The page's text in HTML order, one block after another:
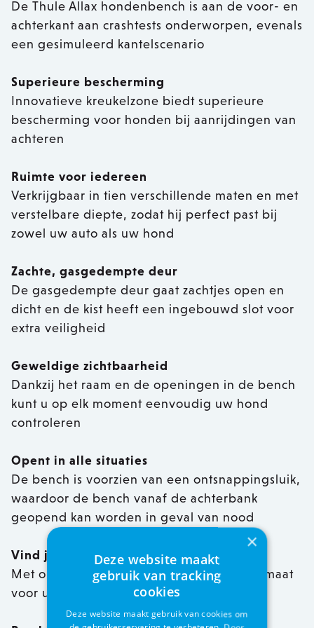
De Thule Allax hondenbench is aan de voor- en
achterkant aan crashtests onderworpen, evenals
een gesimuleerd kantelscenario
Superieure bescherming
Innovatieve kreukelzone biedt superieure
bescherming voor honden bij aanrijdingen van
achteren
Ruimte voor iedereen
Verkrijgbaar in tien verschillende maten en met
verstelbare diepte, zodat hij perfect past bij
zowel uw auto als uw hond
Zachte, gasgedempte deur
De gasgedempte deur gaat zachtjes open en
dicht en de kist heeft een ingebouwd slot voor
extra veiligheid
Geweldige zichtbaarheid
Dankzij het raam en de openingen in de bench
kunt u op elk moment eenvoudig uw hond
controleren
Opent in alle situaties
De bench is voorzien van een ontsnappingsluik,
waardoor de bench vanaf de achterbank
geopend kan worden in geval van nood
Vind jouw perfecte pasvorm
Met onze Fit Assistant vindt u de perfecte maat
voor uw hondenbench
×
Deze website maakt
gebruik van tracking
cookies
Deze website maakt gebruik van cookies om